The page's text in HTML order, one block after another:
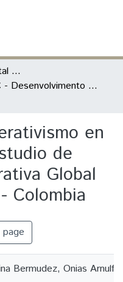
UNILA | Biblioteca Digital de Trabalhos de Conclusão de Curso
TCC - Desenvolvimento Rural e Segurança Alimentar
en
de
Global
Colombia
Bermudez, Onias Arnulfo